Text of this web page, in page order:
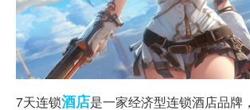
7天连锁酒店是一家经济型连锁酒店品牌